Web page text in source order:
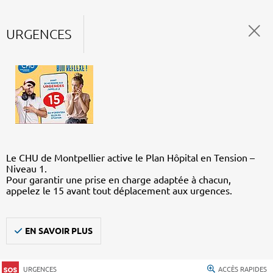
URGENCES
Le CHU de Montpellier active le Plan Hôpital en Tension –
Niveau 1.
Pour garantir une prise en charge adaptée à chacun,
appelez le 15 avant tout déplacement aux urgences.
EN SAVOIR PLUS
URGENCES ACCÈS RAPIDES